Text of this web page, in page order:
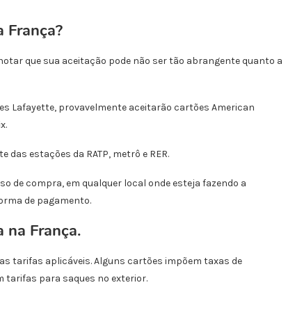
França?
que sua aceitação pode não ser tão abrangente quanto a
Lafayette, provavelmente aceitarão cartões American
estações da RATP, metrô e RER.
de compra, em qualquer local onde esteja fazendo a
de pagamento.
na França.
tarifas aplicáveis. Alguns cartões impõem taxas de
tarifas para saques no exterior.